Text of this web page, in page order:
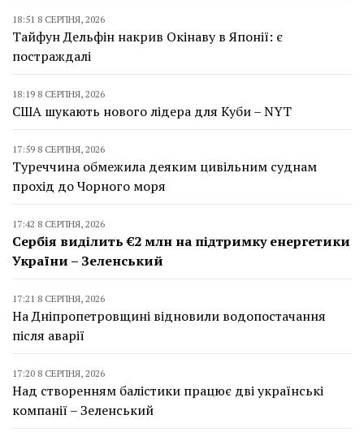
18:51 8 СЕРПНЯ, 2026
Тайфун Дельфін накрив Окінаву в Японії: є
постраждалі
18:19 8 СЕРПНЯ, 2026
США шукають нового лідера для Куби – NYT
17:59 8 СЕРПНЯ, 2026
Туреччина обмежила деяким цивільним суднам
прохід до Чорного моря
17:42 8 СЕРПНЯ, 2026
Сербія виділить €2 млн на підтримку енергетики
України – Зеленський
17:21 8 СЕРПНЯ, 2026
На Дніпропетровщині відновили водопостачання
після аварії
17:20 8 СЕРПНЯ, 2026
Над створенням балістики працює дві українські
компанії – Зеленський